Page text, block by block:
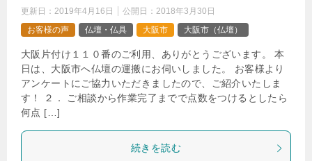
更新日： 2019年4月16日 公開日： 2018年3月30日
お客様の声
仏壇・仏具 大阪市 大阪市（仏壇）
大阪片付け１１０番のご利用、ありがとうございます。 本
日は、大阪市へ仏壇の運搬にお伺いしました。 お客様より
アンケートにご協力いただきましたので、ご紹介いたしま
す！ ２． ご相談から作業完了までで点数をつけるとしたら
何点 […]
続きを読む